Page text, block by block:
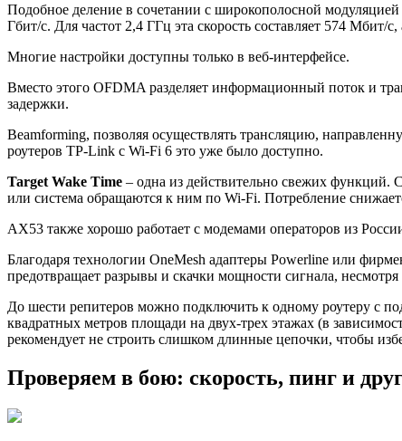
Подобное деление в сочетании с широкополосной
Гбит/с. Для частот 2,4 ГГц эта скорость составляет 574
Многие настройки доступны только в веб-интерфейсе.
Вместо этого OFDMA разделяет информационный поток и
задержки.
Beamforming, позволяя оcуществлять трансляцию,
роутеров TP-Link с Wi-Fi 6 это уже было доступно.
Target Wake Time – одна из действительно свежих функций.
или система обращаются к ним по Wi-Fi. Потребление
AX53 также хорошо работает с модемами операторов из
Благодаря технологии OneMesh адаптеры Powerline или
предотвращает разрывы и скачки мощности сигнала,
До шести репитеров можно подключить к одному роутеру с
квадратных метров площади на двух-трех этажах (в
рекомендует не строить слишком длинные цепочки, чтобы
Проверяем в бою: скорость, пинг и